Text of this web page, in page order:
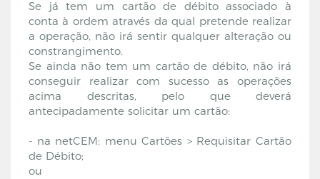
Se já tem um cartão de débito associado à
conta à ordem através da qual pretende realizar
a operação, não irá sentir qualquer alteração ou
constrangimento.
Se ainda não tem um cartão de débito, não irá
conseguir realizar com sucesso as operações
acima descritas, pelo que deverá
antecipadamente solicitar um cartão:
- na netCEM: menu Cartões > Requisitar Cartão
de Débito;
ou